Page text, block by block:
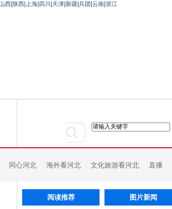
山西 陕西 上海 四川 天津 新疆 兵团 云南 浙江
同心河北 海外看河北 文化旅游看河北 直播
阅读推荐 图片新闻